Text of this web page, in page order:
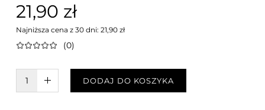
21,90 zł
Najniższa cena z 30 dni: 21,90 zł
(0)
W KOSZYKU :)DODAJ DO KOSZYKA